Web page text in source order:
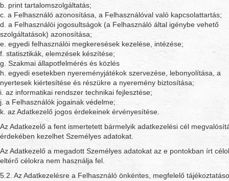
b. print tartalomszolgáltatás;
c. a Felhasználó azonosítása, a Felhasználóval való kapcsolattartás;
d. a Felhasználói jogosultságok (a Felhasználó által igénybe vehető
szolgáltatások) azonosítása;
e. egyedi felhasználói megkeresések kezelése, intézése;
f. statisztikák, elemzések készítése;
g. Szakmai állapotfelmérés és közlés
h. egyedi esetekben nyereményjátékok szervezése, lebonyolítása, a
nyertesek kiértesítése és részükre a nyeremény biztosítása;
i. az informatikai rendszer technikai fejlesztése;
j. a Felhasználók jogainak védelme;
k. az Adatkezelő jogos érdekeinek érvényesítése.
Az Adatkezelő a fent ismertetett bármelyik adatkezelési cél
érdekében kezelhet Személyes adatokat.
Az Adatkezelő a megadott Személyes adatokat az e pontokban írt
eltérő célokra nem használja fel.
5.2. Az Adatkezelésre a Felhasználó önkéntes, megfelelő